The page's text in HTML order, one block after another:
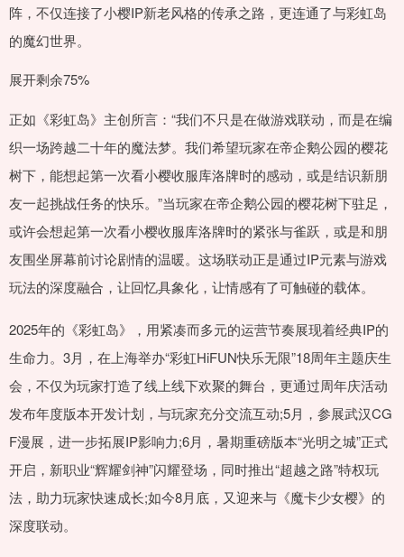
阵，不仅连接了小樱IP新老风格的传承之路，更连通了与彩虹岛
的魔幻世界。
展开剩余75%
正如《彩虹岛》主创所言：“我们不只是在做游戏联动，而是在编
织一场跨越二十年的魔法梦。我们希望玩家在帝企鹅公园的樱花
树下，能想起第一次看小樱收服库洛牌时的感动，或是结识新朋
友一起挑战任务的快乐。”当玩家在帝企鹅公园的樱花树下驻足，
或许会想起第一次看小樱收服库洛牌时的紧张与雀跃，或是和朋
友围坐屏幕前讨论剧情的温暖。这场联动正是通过IP元素与游戏
玩法的深度融合，让回忆具象化，让情感有了可触碰的载体。
2025年的《彩虹岛》，用紧凑而多元的运营节奏展现着经典IP的
生命力。3月，在上海举办“彩虹HiFUN快乐无限”18周年主题庆生
会，不仅为玩家打造了线上线下欢聚的舞台，更通过周年庆活动
发布年度版本开发计划，与玩家充分交流互动;5月，参展武汉CG
F漫展，进一步拓展IP影响力;6月，暑期重磅版本“光明之城”正式
开启，新职业“辉耀剑神”闪耀登场，同时推出“超越之路”特权玩
法，助力玩家快速成长;如今8月底，又迎来与《魔卡少女樱》的
深度联动。